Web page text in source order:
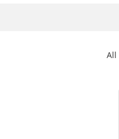
All